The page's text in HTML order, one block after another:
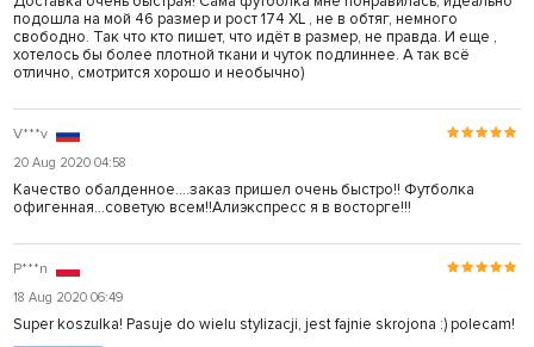
подошла на мой 46 размер и рост 174 XL , не в обтяг, немного
свободно. Так что кто пишет, что идёт в размер, не правда. И еще ,
хотелось бы более плотной ткани и чуток подлиннее. А так всё
отлично, смотрится хорошо и необычно)
V***v
20 Aug 2020 04:58
Качество обалденное....заказ пришел очень быстро!! Футболка
офигенная...советую всем!!Алиэкспресс я в восторге!!!
P***n
18 Aug 2020 06:49
Super koszulka! Pasuje do wielu stylizacji, jest fajnie skrojona :) polecam!